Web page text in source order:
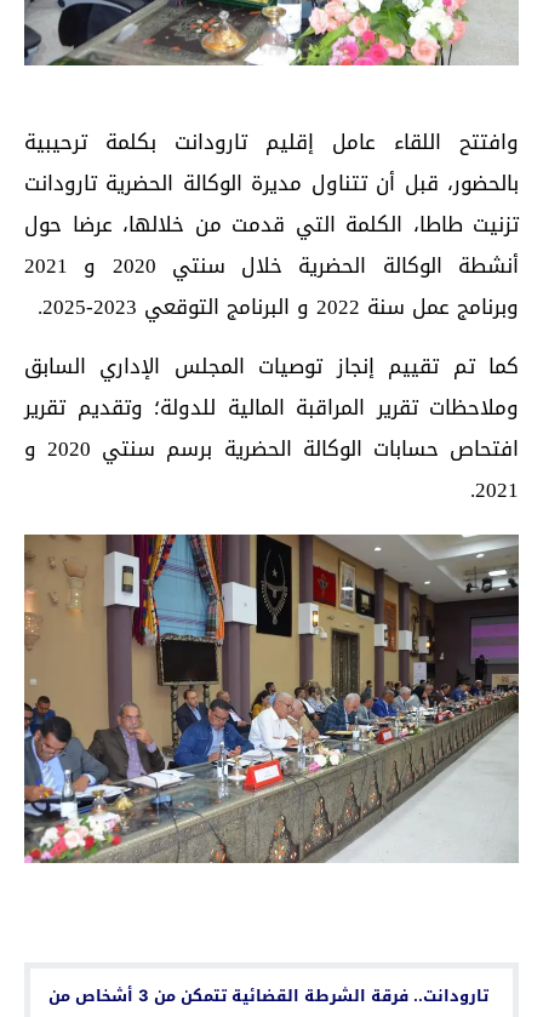
وافتتح اللقاء عامل إقليم تارودانت بكلمة ترحيبية
بالحضور، قبل أن تتناول مديرة الوكالة الحضرية تارودانت
تزنيت طاطا، الكلمة التي قدمت من خلالها، عرضا حول
أنشطة الوكالة الحضرية خلال سنتي 2020 و 2021
وبرنامج عمل سنة 2022 و البرنامج التوقعي 2023-2025.
كما تم تقييم إنجاز توصيات المجلس الإداري السابق
وملاحظات تقرير المراقبة المالية للدولة؛ وتقديم تقرير
افتحاص حسابات الوكالة الحضرية برسم سنتي 2020 و
2021.
تارودانت.. فرقة الشرطة القضائية تتمكن من 3 أشخاص من